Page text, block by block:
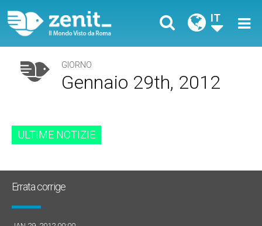
IT
GIORNO
Gennaio 29th, 2012
ULTIME NOTIZIE
Errata corrige